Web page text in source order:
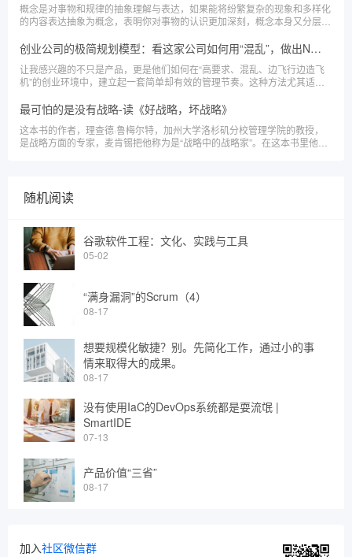
概念是对事物和规律的抽象理解与表达，如果能将纷繁复杂的现象和多样化
的内容表达抽象为概念，表明你对事物的认识更加深刻，概念本身又分层
创业公司的极简规划模型：看这家公司如何用“混乱”，做出Notion最强对手？
让我感兴趣的不只是产品，更是他们如何在“高要求、混乱、边飞行边造飞
机”的创业环境中，建立起一套简单却有效的管理节奏。这种方法尤其适合
说往往是不可承受之重。
最可怕的是没有战略-读《好战略，坏战略》
这本书的作者，理查德·鲁梅尔特，加州大学洛杉矶分校管理学院的教授，
是战略方面的专家，麦肯锡把他称为是“战略中的战略家”。在这本书里他提
随机阅读
谷歌软件工程：文化、实践与工具
05-02
“满身漏洞”的Scrum（4）
08-17
想要规模化敏捷？别。先简化工作，通过小的事
情来取得大的成果。
08-17
没有使用IaC的DevOps系统都是耍流氓 |
SmartIDE
07-13
产品价值“三省”
08-17
加入社区微信群